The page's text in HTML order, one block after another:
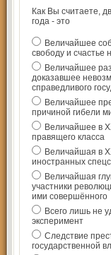
Как Вы считаете,
года - это
Величайшее
свободу и счастье
Величайшее
доказавшее
справедливого
Величайшее
причиной гибели
Величайшее в
правящего класса
Величайшая в
иностранных
Величайшая
участники
ими совершённого
Всего лишь не
эксперимент
Следствие
государственной